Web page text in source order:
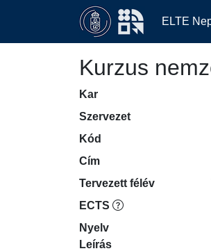
ELTE
Kurzus
Kar
Szervezet
Kód
Cím
Tervezett félév
ECTS
Nyelv
Leírás